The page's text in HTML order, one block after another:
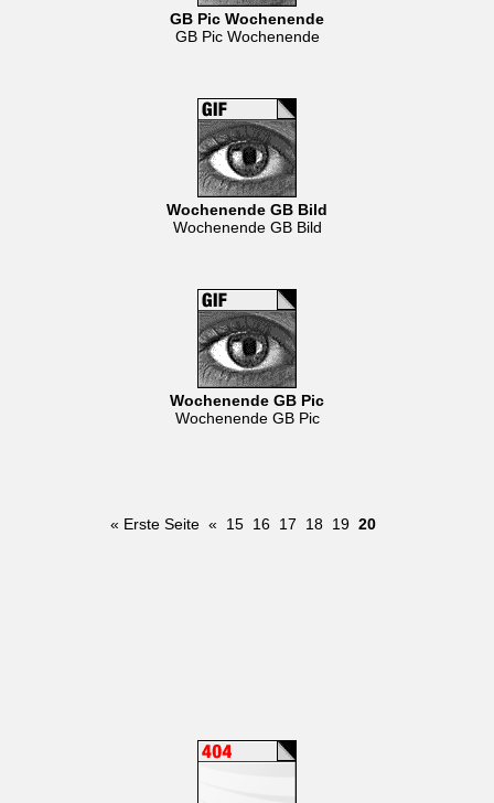
GB Pic Wochenende
GB Pic Wochenende
Wochenende GB Bild
Wochenende GB Bild
Wochenende GB Pic
Wochenende GB Pic
« Erste Seite « 15 16 17 18 19 20